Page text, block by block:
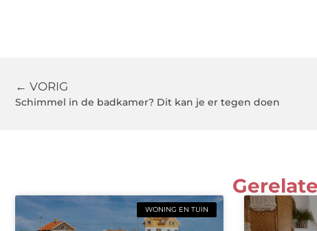
← VORIG
Schimmel in de badkamer? Dit kan je er tegen doen
WONING EN TUIN